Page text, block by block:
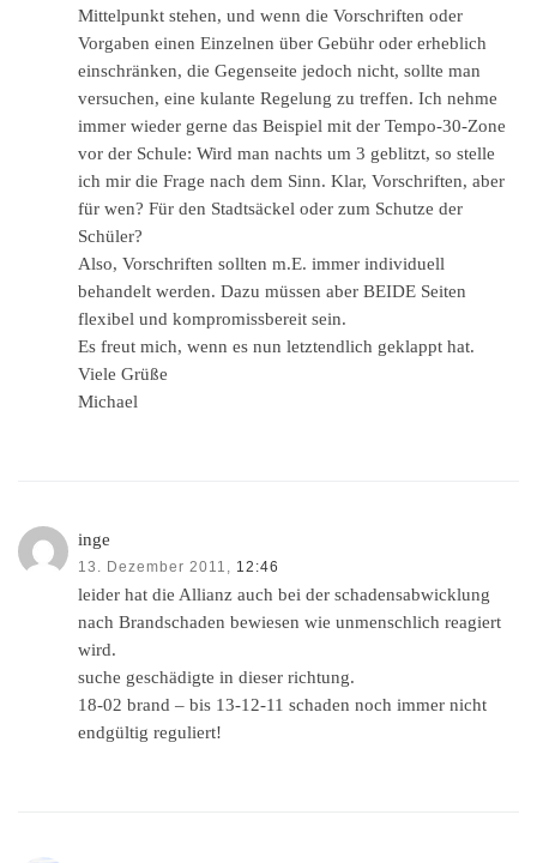
Mittelpunkt stehen, und wenn die Vorschriften oder
Vorgaben einen Einzelnen über Gebühr oder erheblich
einschränken, die Gegenseite jedoch nicht, sollte man
versuchen, eine kulante Regelung zu treffen. Ich nehme
immer wieder gerne das Beispiel mit der Tempo-30-Zone
vor der Schule: Wird man nachts um 3 geblitzt, so stelle
ich mir die Frage nach dem Sinn. Klar, Vorschriften, aber
für wen? Für den Stadtsäckel oder zum Schutze der
Schüler?
Also, Vorschriften sollten m.E. immer individuell
behandelt werden. Dazu müssen aber BEIDE Seiten
flexibel und kompromissbereit sein.
Es freut mich, wenn es nun letztendlich geklappt hat.
Viele Grüße
Michael
inge
13. Dezember 2011, 12:46
leider hat die Allianz auch bei der schadensabwicklung
nach Brandschaden bewiesen wie unmenschlich reagiert
wird.
suche geschädigte in dieser richtung.
18-02 brand – bis 13-12-11 schaden noch immer nicht
endgültig reguliert!